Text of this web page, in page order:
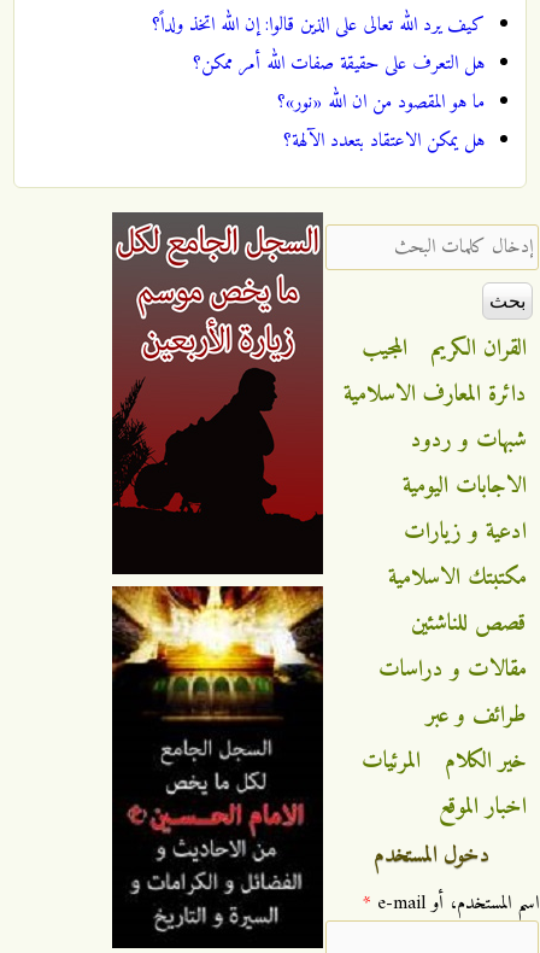
کیف یرد الله تعالى على الذین قالوا: إن الله اتخذ ولداً؟
هل التعرف على حقیقة صفات الله أمر ممکن؟
ما هو المقصود من ان الله «نور»؟
هل یمکن الاعتقاد بتعدد الآلهة؟
‏إدخال كلمات البحث ‏
القران الكريم
المجيب
دائرة المعارف الاسلامية
شبهات و ردود
الاجابات اليومية
ادعية و زيارات
مكتبتك الاسلامية
قصص للناشئين
مقالات و دراسات
طرائف و عبر
خير الكلام
المرئيات
اخبار الموقع
دخول المستخدم
‏اسم المستخدم، أو e-mail ‏ *